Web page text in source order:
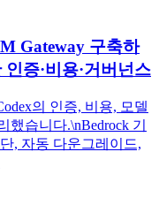
Gateway 구축하
증·비용·거버넌스
의 인증, 비용, 모델
습니다.\nBedrock 기
, 자동 다운그레이드,